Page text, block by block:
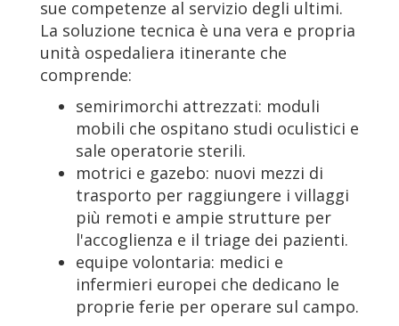
sue competenze al servizio degli ultimi.
La soluzione tecnica è una vera e propria
unità ospedaliera itinerante che
comprende:
semirimorchi attrezzati: moduli
mobili che ospitano studi oculistici e
sale operatorie sterili.
motrici e gazebo: nuovi mezzi di
trasporto per raggiungere i villaggi
più remoti e ampie strutture per
l'accoglienza e il triage dei pazienti.
equipe volontaria: medici e
infermieri europei che dedicano le
proprie ferie per operare sul campo.